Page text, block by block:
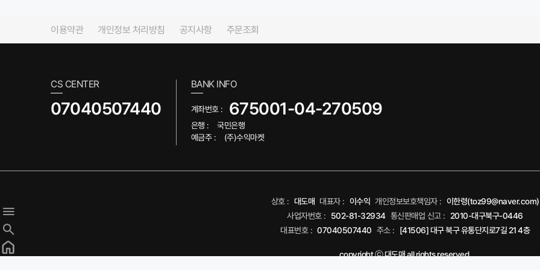
이용약관 개인정보 처리방침 공지사항 주문조회
CS CENTER
07040507440
BANK INFO
계좌번호 : 675001-04-270509
은행 :
국민은행
예금주 :
(주)수익마켓
상호 : 대도매 대표자 : 이수익 개인정보보호책임자 :
이한령(toz99@naver.com)
사업자번호 :
502-81-32934 통신판매업 신고 :
2010-대구북구-0446
대표번호 : 07040507440 주소 : [41506] 대구 북구 유통단지로7길 21 4층
copyright ⓒ 대도매 all rights reserved.